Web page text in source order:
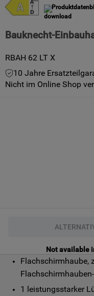
Bauknecht-
RBAH 62 LT X
10 Jahre
Nicht im Online Shop
Not available
Flachschirmhaube,
1 leistungsstarker
klicken Sie auf
MEINE
Sie nichts
eingeschaltet.